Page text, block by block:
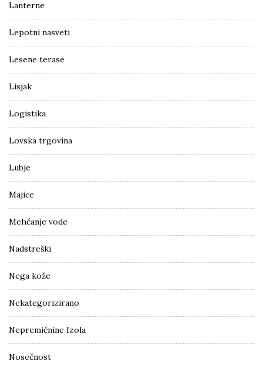
Lanterne
Lepotni nasveti
Lesene terase
Lisjak
Logistika
Lovska trgovina
Lubje
Majice
Mehčanje vode
Nadstreški
Nega kože
Nekategorizirano
Nepremičnine Izola
Nosečnost